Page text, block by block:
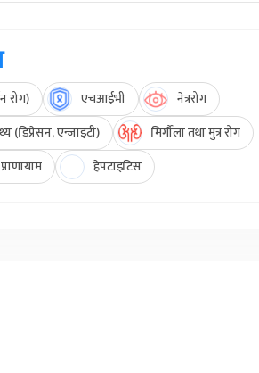
रोग) एचआईभी
नेत्ररोग
(डिप्रेसन, एन्जाइटी)
मिर्गौला तथा मुत्र रोग
हेपटाइटिस